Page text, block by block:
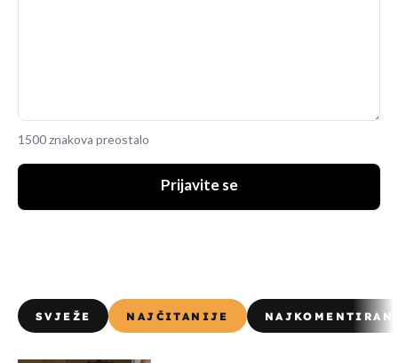
1500 znakova preostalo
Prijavite se
SVJEŽE NAJČITANIJE